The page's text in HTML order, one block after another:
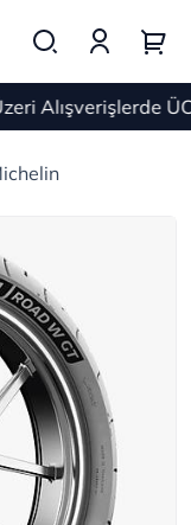
Alışverişlerde